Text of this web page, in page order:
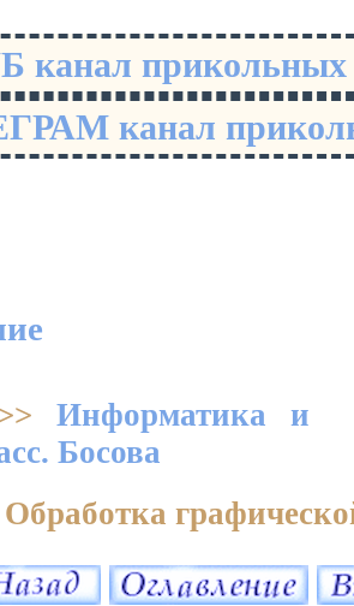
канал
канал
Информатика и
Босова
Обработка